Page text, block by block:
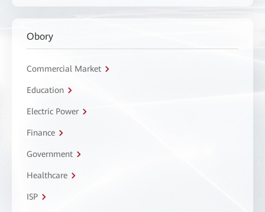
Obory
Commercial Market
Education
Electric Power
Finance
Government
Healthcare
ISP